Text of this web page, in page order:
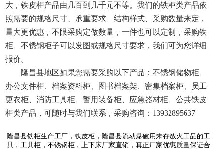
大，铁皮柜产品由几百到几千元不等。我们的铁柜类产品依
照需要的规格尺寸、承重要求、结构样式、采购数量来定，
量大更优惠，不限采购定做数量，一件也可以定制，采购铁
柜、不锈钢柜子可以发图或规格尺寸要求，我们可为您详细
报价。
隆昌县地区如果您需要采购以下产品：不锈钢储物柜、
办公文件柜、档案资料柜、图书档案架、密集档案柜、员工
更衣柜、消防工具柜、警用装备柜、应急器材柜、公共铁皮
柜类产品，可随时与我们联系，采购咨询：13932895637
隆昌县铁柜生产工厂，铁皮柜，隆昌县流动爆破用来存放火工品的工
具，工具柜，不锈钢柜，上下床厂家直销，真正厂家优惠质量保证合